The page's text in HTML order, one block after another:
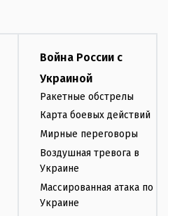
Война России с
Украиной
Ракетные обстрелы
Карта боевых действий
Мирные переговоры
Воздушная тревога в
Украине
Массированная атака по
Украине